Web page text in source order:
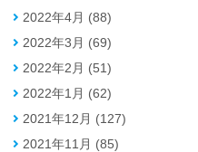
2022年4月 (88)
2022年3月 (69)
2022年2月 (51)
2022年1月 (62)
2021年12月 (127)
2021年11月 (85)